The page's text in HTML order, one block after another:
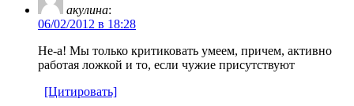
акулина:
06/02/2012 в 18:28
Не-а! Мы только критиковать умеем, причем, активно
работая ложкой и то, если чужие присутствуют
[Цитировать]